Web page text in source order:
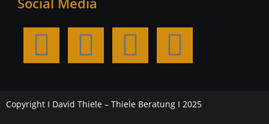
Copyright I David Thiele – Thiele Beratung I 2025